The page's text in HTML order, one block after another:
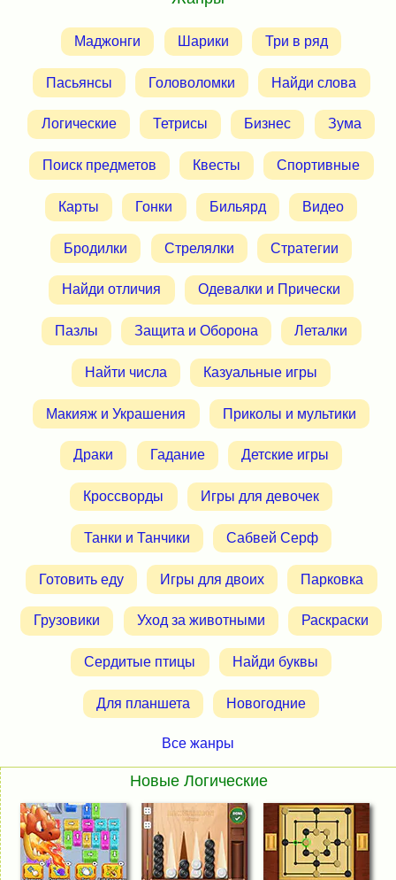
Маджонги Шарики Три в ряд
Пасьянсы Головоломки Найди слова
Логические Тетрисы Бизнес Зума
Поиск предметов Квесты Спортивные
Карты Гонки Бильярд Видео
Бродилки Стрелялки Стратегии
Найди отличия Одевалки и Прически
Пазлы Защита и Оборона Леталки
Найти числа Казуальные игры
Макияж и Украшения Приколы и мультики
Драки Гадание Детские игры
Кроссворды Игры для девочек
Танки и Танчики Сабвей Серф
Готовить еду Игры для двоих Парковка
Грузовики Уход за животными Раскраски
Сердитые птицы Найди буквы
Для планшета Новогодние
Все жанры
Новые Логические